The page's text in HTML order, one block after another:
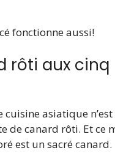
fonctionne aussi!
rôti aux cinq
cuisine asiatique
de canard rôti. Et ce
est un sacré canard.